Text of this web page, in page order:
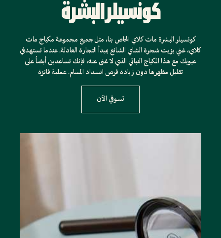
كونسيلر البشرة
كونسيلر البشرة مات كلاي الخاص بنا، مثل جميع مجموعة مكياج مات
كلاي، غني بزيت شجرة الشاي الشائع بمبدأ التجارة العادلة. عندما تستهدفي
عيوبك مع هذا المكياج النباتي الذي لا غنى عنه، فإنك تساعدين أيضاُ على
تقليل مظهرها دون زيادة فرص انسداد المسام. عملية فائزة
تسوقي الآن